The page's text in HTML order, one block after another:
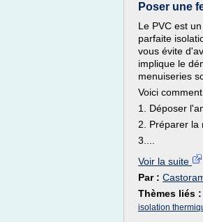
Poser une
Le PVC est
parfaite
vous évite
implique le
menuiseries
Voici
1. Déposer
2. Préparer la
3....
Voir la suite
Par :
Thèmes liés :
isolation